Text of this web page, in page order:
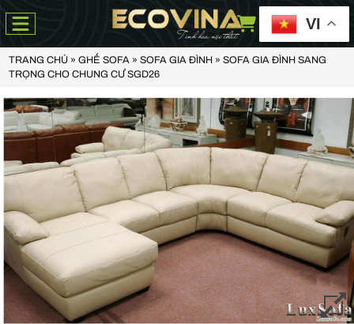
VI
TRANG CHỦ» GHẾ SOFA» SOFA GIA ĐÌNH » SOFA GIA ĐÌNH SANG
TRỌNG CHO CHUNG CƯ SGD26
Anh Thiện - 0929090***- 23 Mẹ Thứ - Hòa Xuân - Cẩm Lệ - Đà Nẵng